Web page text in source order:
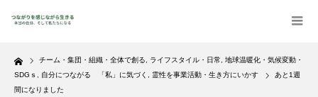
Home チーム・集団・組織・全体で創る ライフスタイル・日常
地球温暖化・気候変動・
SDGｓ
自分につながる 「私」に気づく 霊性を事業活動・生き方にいかす
あと1週
間になりました